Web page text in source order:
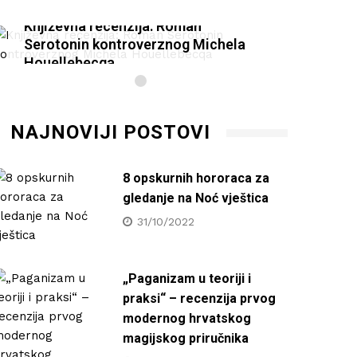
Književna recenzija: Roman
Serotonin kontroverznog Michela
Houellebecqa
NAJNOVIJI POSTOVI
8 opskurnih hororaca za
gledanje na Noć vještica
31/10/2022
„Paganizam u teoriji i
praksi“ – recenzija prvog
modernog hrvatskog
magijskog priručnika